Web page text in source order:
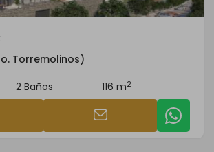
Torremolinos)
2 Baños 116 m2